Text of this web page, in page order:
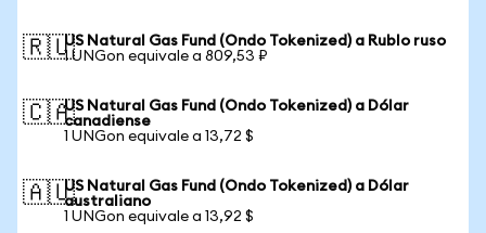
🇷🇺US Natural Gas Fund (Ondo Tokenized) a Rublo ruso
1 UNGon equivale a 809,53 ₽
🇨🇦US Natural Gas Fund (Ondo Tokenized) a Dólar
canadiense
1 UNGon equivale a 13,72 $
🇦🇺US Natural Gas Fund (Ondo Tokenized) a Dólar
australiano
1 UNGon equivale a 13,92 $